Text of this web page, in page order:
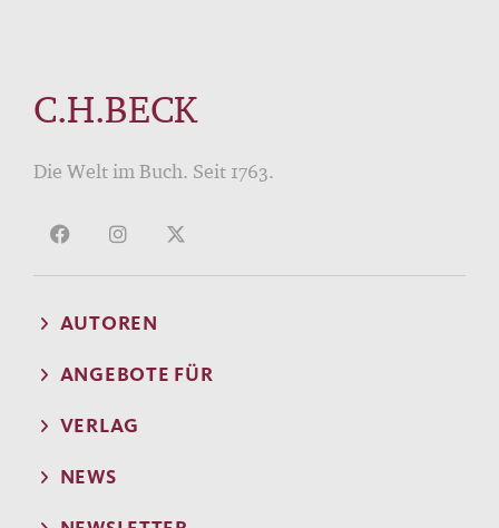
C.H.BECK
Die Welt im Buch. Seit 1763.
AUTOREN
ANGEBOTE FÜR
VERLAG
NEWS